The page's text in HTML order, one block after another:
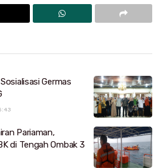
Germas
Pariaman,
di Tengah Ombak 3